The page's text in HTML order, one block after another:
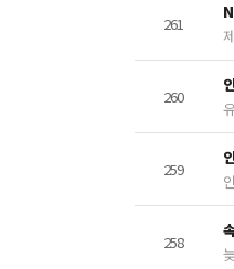
261
260
259
258